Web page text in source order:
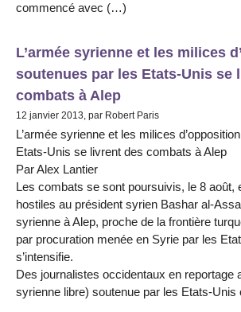
commencé avec (…)
L’armée syrienne et les milices
soutenues par les Etats-Unis se
combats à Alep
12 janvier 2013, par Robert Paris
L’armée syrienne et les milices
Etats-Unis se livrent des combats à Alep
Par Alex Lantier
Les combats se sont poursuivis, le 8 août,
hostiles au président syrien Bashar al-
syrienne à Alep, proche de la frontière
par procuration menée en Syrie par les
s’intensifie.
Des journalistes occidentaux en reportage
syrienne libre) soutenue par les Etats-